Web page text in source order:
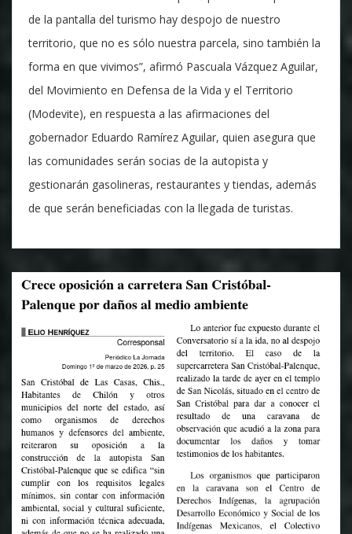
de la pantalla del turismo hay despojo de nuestro
territorio, que no es sólo nuestra parcela, sino también la
forma en que vivimos”, afirmó Pascuala Vázquez Aguilar,
del Movimiento en Defensa de la Vida y el Territorio
(Modevite), en respuesta a las afirmaciones del
gobernador Eduardo Ramírez Aguilar, quien asegura que
las comunidades serán socias de la autopista y
gestionarán gasolineras, restaurantes y tiendas, además
de que serán beneficiadas con la llegada de turistas.